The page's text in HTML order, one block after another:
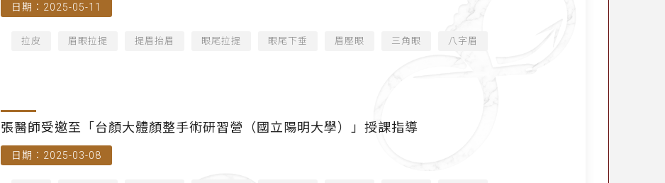
講師日期：2025-05-11
拉皮 眉眼拉提 提眉抬眉 眼尾拉提 眼尾下垂 眉壓眼 三角眼 八字眉
張醫師受邀至「台顏大體顏整手術研習營（國立陽明大學）」授課指導
日期：2025-03-08